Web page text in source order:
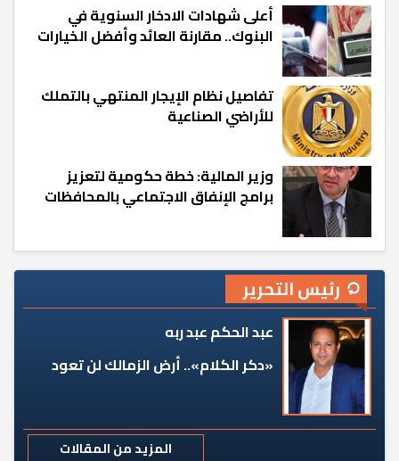
أعلى شهادات الادخار السنوية في
البنوك.. مقارنة العائد وأفضل الخيارات
تفاصيل نظام الإيجار المنتهي بالتملك
للأراضي الصناعية
وزير المالية: خطة حكومية لتعزيز
برامج الإنفاق الاجتماعي بالمحافظات
رئيس التحرير
عبد الحكم عبد ربه
«دكر الكلام».. أرض الزمالك لن تعود
المزيد من المقالات